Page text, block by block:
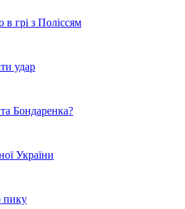
в грі з Поліссям
удар
Бондаренка?
України
пику